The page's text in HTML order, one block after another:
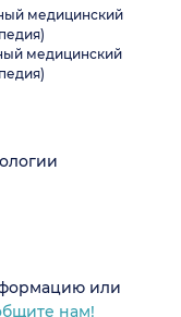
медицинский
медицинский
или
нам!